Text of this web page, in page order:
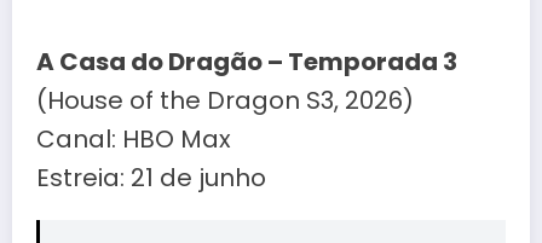
A Casa do Dragão – Temporada 3
(House of the Dragon S3, 2026)
Canal: HBO Max
Estreia: 21 de junho